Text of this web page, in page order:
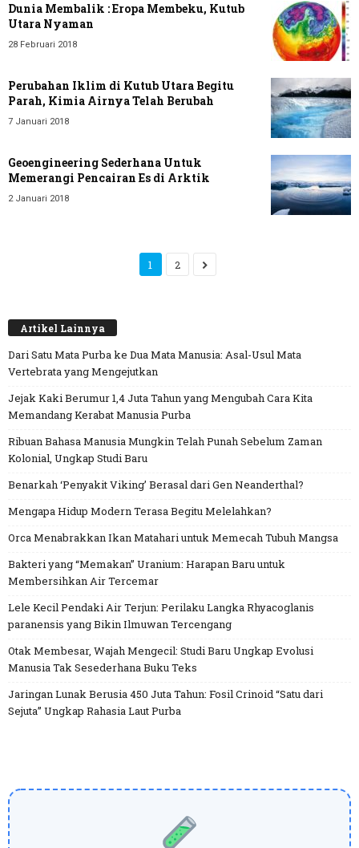
Dunia Membalik : Eropa Membeku, Kutub
Utara Nyaman
28 Februari 2018
Perubahan Iklim di Kutub Utara Begitu
Parah, Kimia Airnya Telah Berubah
7 Januari 2018
Geoengineering Sederhana Untuk
Memerangi Pencairan Es di Arktik
2 Januari 2018
1 2
Artikel Lainnya
Dari Satu Mata Purba ke Dua Mata Manusia: Asal-Usul Mata
Vertebrata yang Mengejutkan
Jejak Kaki Berumur 1,4 Juta Tahun yang Mengubah Cara Kita
Memandang Kerabat Manusia Purba
Ribuan Bahasa Manusia Mungkin Telah Punah Sebelum Zaman
Kolonial, Ungkap Studi Baru
Benarkah ‘Penyakit Viking’ Berasal dari Gen Neanderthal?
Mengapa Hidup Modern Terasa Begitu Melelahkan?
Orca Menabrakkan Ikan Matahari untuk Memecah Tubuh Mangsa
Bakteri yang “Memakan” Uranium: Harapan Baru untuk
Membersihkan Air Tercemar
Lele Kecil Pendaki Air Terjun: Perilaku Langka Rhyacoglanis
paranensis yang Bikin Ilmuwan Tercengang
Otak Membesar, Wajah Mengecil: Studi Baru Ungkap Evolusi
Manusia Tak Sesederhana Buku Teks
Jaringan Lunak Berusia 450 Juta Tahun: Fosil Crinoid “Satu dari
Sejuta” Ungkap Rahasia Laut Purba